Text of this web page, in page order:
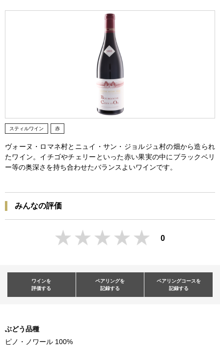
スティルワイン 赤
ヴォーヌ・ロマネ村とニュイ・サン・ジョルジュ村の畑から造られ
たワイン。イチゴやチェリーといった赤い果実の中にブラックベリ
ー等の奥深さを持ち合わせたバランスよいワインです。
みんなの評価
0
ワインを
評価する
ペアリングを
記録する
ペアリングコースを
記録する
ぶどう品種
ピノ・ノワール 100%